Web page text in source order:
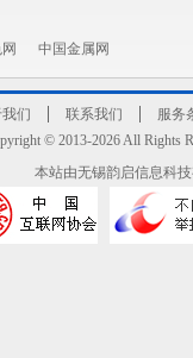
中国金属网
们 联系我们
服务
© 2013-2026 All Rights
本站由无锡韵启信息科